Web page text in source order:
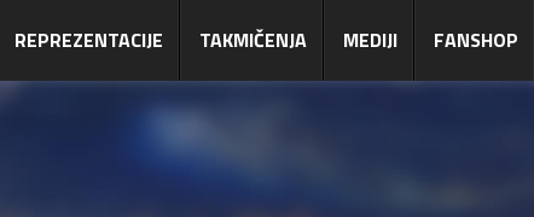
REPREZENTACIJE TAKMIČENJA MEDIJI FANSHOP